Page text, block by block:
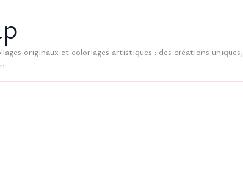
originaux et coloriages artistiques : des créations uniques,